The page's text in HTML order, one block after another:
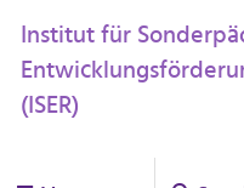
Institut für
(ISER)